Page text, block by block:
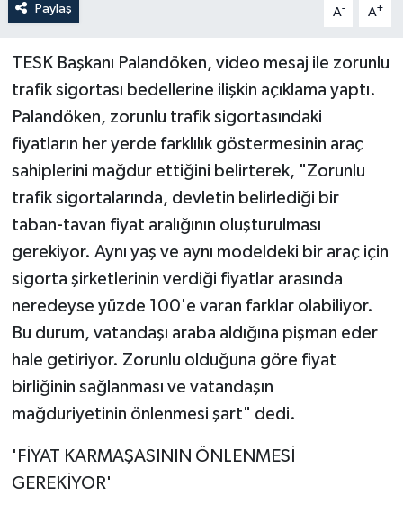
Paylaş A- A+
TESK Başkanı Palandöken, video mesaj ile zorunlu
trafik sigortası bedellerine ilişkin açıklama yaptı.
Palandöken, zorunlu trafik sigortasındaki
fiyatların her yerde farklılık göstermesinin araç
sahiplerini mağdur ettiğini belirterek, "Zorunlu
trafik sigortalarında, devletin belirlediği bir
taban-tavan fiyat aralığının oluşturulması
gerekiyor. Aynı yaş ve aynı modeldeki bir araç için
sigorta şirketlerinin verdiği fiyatlar arasında
neredeyse yüzde 100'e varan farklar olabiliyor.
Bu durum, vatandaşı araba aldığına pişman eder
hale getiriyor. Zorunlu olduğuna göre fiyat
birliğinin sağlanması ve vatandaşın
mağduriyetinin önlenmesi şart" dedi.
'FİYAT KARMAŞASININ ÖNLENMESİ
GEREKİYOR'